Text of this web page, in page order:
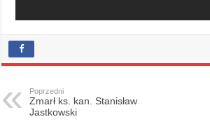
Poprzedni
Zmarł ks. kan. Stanisław
Jastkowski